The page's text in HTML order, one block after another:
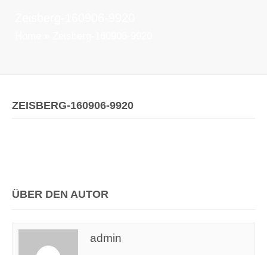
ZEISBERG-160906-9920
ÜBER DEN AUTOR
admin